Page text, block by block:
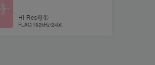
Hi-Res母带
FLAC|192kHz/24bit